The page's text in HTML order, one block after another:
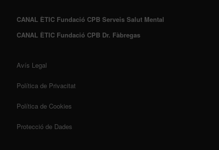
CANAL ÈTIC Fundació CPB Serveis Salut Mental
CANAL ÈTIC Fundació CPB Dr. Fàbregas
Avís Legal
Política de Privacitat
Política de Cookies
Protecció de Dades